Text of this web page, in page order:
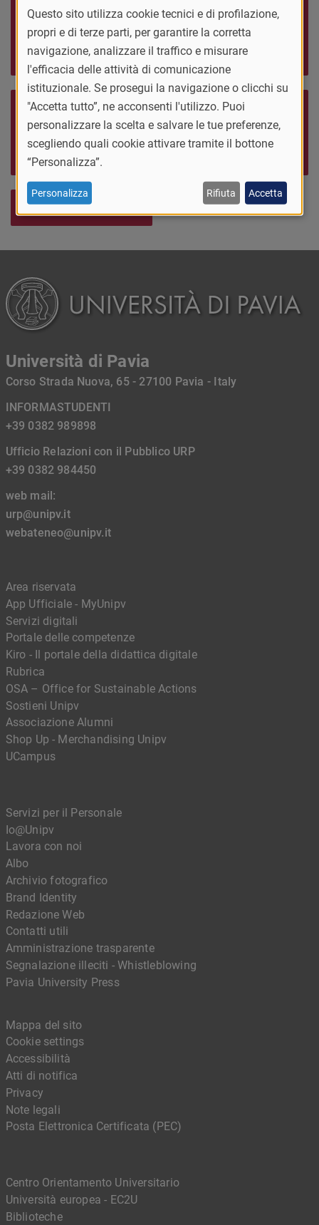
Guarda il video
tutorial per
l'immatricolazione al
corso
Contatti staff
immatricolazioni
Ammissione con
valutazione di
carriera universitaria
precedente
Contribuzione
universitaria
Sito web del corso
Università di Pavia
Corso Strada Nuova, 65 - 27100 Pavia - Italy
INFORMASTUDENTI
+39 0382 989898
Ufficio Relazioni con il Pubblico URP
+39 0382 984450
web mail:
urp@unipv.it
webateneo@unipv.it
Area riservata
App Ufficiale - MyUnipv
Servizi digitali
Portale delle competenze
Kiro - Il portale della didattica digitale
Rubrica
OSA – Office for Sustainable Actions
Sostieni Unipv
Associazione Alumni
Shop Up - Merchandising Unipv
UCampus
Servizi per il Personale
Io@Unipv
Lavora con noi
Albo
Archivio fotografico
Brand Identity
Redazione Web
Contatti utili
Amministrazione trasparente
Segnalazione illeciti - Whistleblowing
Pavia University Press
Centro Orientamento Universitario
Università europea - EC2U
Biblioteche
Mappa del sito
Cookie settings
Accessibilità
Atti di notifica
Privacy
Note legali
Posta Elettronica Certificata (PEC)
Questo sito utilizza cookie tecnici e di profilazione,
propri e di terze parti, per garantire la corretta
navigazione, analizzare il traffico e misurare
l'efficacia delle attività di comunicazione
istituzionale. Se prosegui la navigazione o clicchi su
"Accetta tutto”, ne acconsenti l'utilizzo. Puoi
personalizzare la scelta e salvare le tue preferenze,
scegliendo quali cookie attivare tramite il bottone
“Personalizza”.
Personalizza Rifiuta Accetta